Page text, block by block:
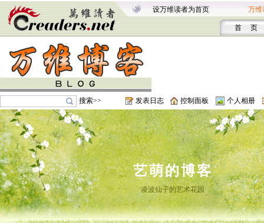
设万维读者为首页 万维
首 页
搜索>> 发表日志 控制面板 个人相册
艺萌的博客
凌波仙子的艺术花园